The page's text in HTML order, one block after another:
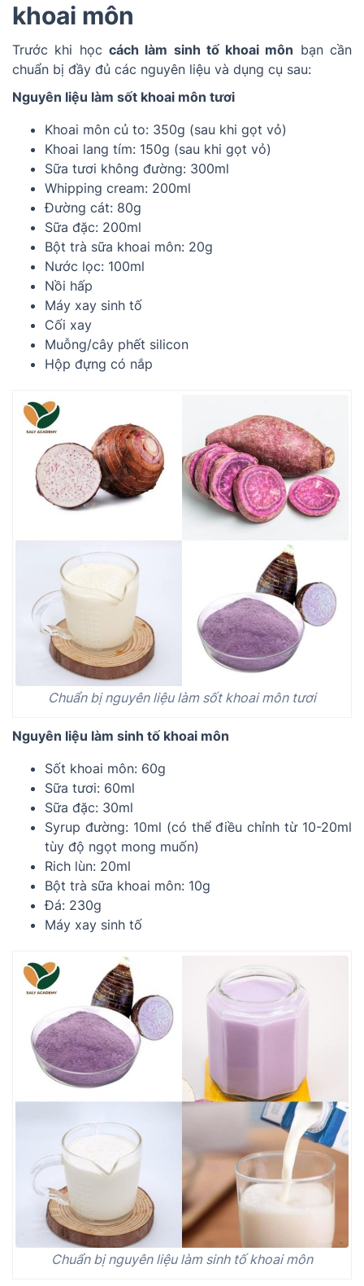
khoai môn
Trước khi học cách làm sinh tố khoai môn bạn cần
chuẩn bị đầy đủ các nguyên liệu và dụng cụ sau:
Nguyên liệu làm sốt khoai môn tươi
Khoai môn củ to: 350g (sau khi gọt vỏ)
Khoai lang tím: 150g (sau khi gọt vỏ)
Sữa tươi không đường: 300ml
Whipping cream: 200ml
Đường cát: 80g
Sữa đặc: 200ml
Bột trà sữa khoai môn: 20g
Nước lọc: 100ml
Nồi hấp
Máy xay sinh tố
Cối xay
Muỗng/cây phết silicon
Hộp đựng có nắp
Chuẩn bị nguyên liệu làm sốt khoai môn tươi
Nguyên liệu làm sinh tố khoai môn
Sốt khoai môn: 60g
Sữa tươi: 60ml
Sữa đặc: 30ml
Syrup đường: 10ml (có thể điều chỉnh từ 10-20ml
tùy độ ngọt mong muốn)
Rich lùn: 20ml
Bột trà sữa khoai môn: 10g
Đá: 230g
Máy xay sinh tố
Chuẩn bị nguyên liệu làm sinh tố khoai môn